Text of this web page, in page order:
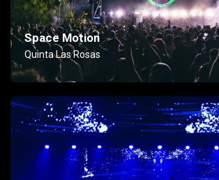
Space Motion
Quinta Las Rosas